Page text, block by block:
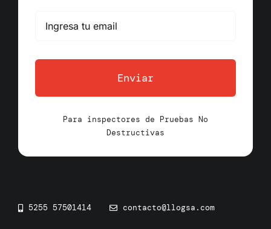
Enviar
Para inspectores de Pruebas No
Destructivas
5255 57501414 contacto@llogsa.com